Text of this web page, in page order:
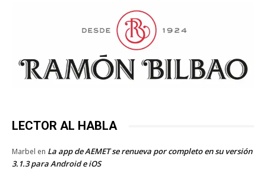
LECTOR AL HABLA
Marbel en La app de AEMET se renueva por completo en su versión
3.1.3 para Android e iOS